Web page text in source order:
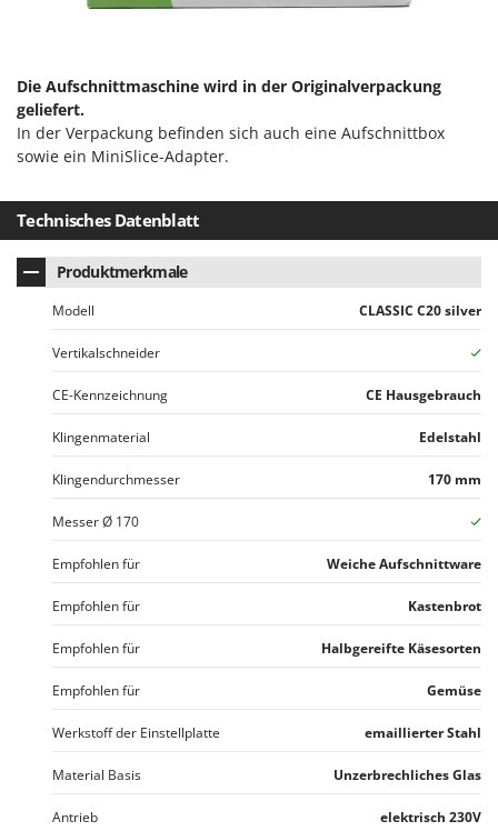
Ripartrak
River Systems
Robomow
Rossofuoco
Royal Food
Ryobi
S.T.P.
Santos
Sbaraglia
Schnitzer
Seven Italy
Shark
Shindaiwa
Silky
Simatech
Sirman
Skil
Smeg
Snapper
Solidur
Spice Electronics
Die Aufschnittmaschine wird in der Originalverpackung
geliefert.
In der Verpackung befinden sich auch eine Aufschnittbox
sowie ein MiniSlice-Adapter.
Technisches Datenblatt
Produktmerkmale
Modell CLASSIC C20 silver
Vertikalschneider
CE-Kennzeichnung CE Hausgebrauch
Klingenmaterial Edelstahl
Klingendurchmesser 170 mm
Messer Ø 170
Empfohlen für Weiche Aufschnittware
Empfohlen für Kastenbrot
Empfohlen für Halbgereifte Käsesorten
Empfohlen für Gemüse
Werkstoff der Einstellplatte emaillierter Stahl
Material Basis Unzerbrechliches Glas
Antrieb elektrisch 230V